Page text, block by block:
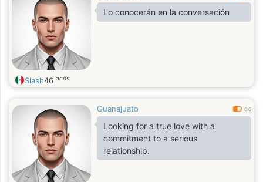
Lo conocerán en la conversación
Slash46 anos
Guanajuato 0.6
Looking for a true love with a
commitment to a serious
relationship.